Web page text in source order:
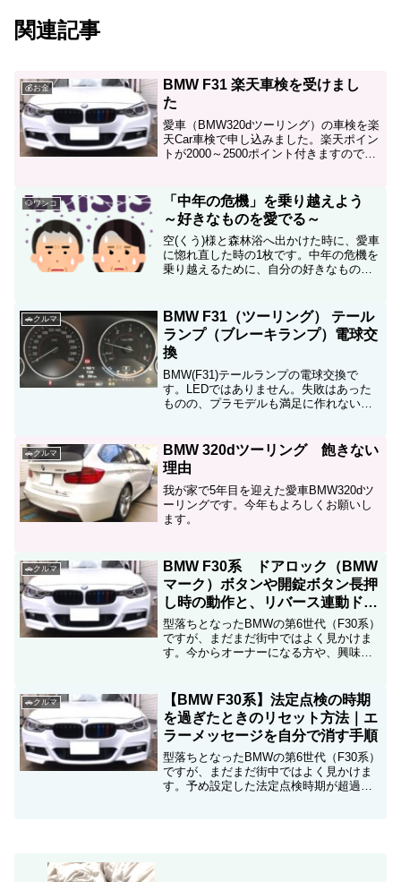
関連記事
💰お金
BMW F31 楽天車検を受けまし
た
愛車（BMW320dツーリング）の車検を楽
天Car車検で申し込みました。楽天ポイン
トが2000～2500ポイント付きますのでお
🐶ワンコ
「中年の危機」を乗り越えよう
～好きなものを愛でる～
空(くう)様と森林浴へ出かけた時に、愛車
に惚れ直した時の1枚です。中年の危機を
乗り越えるために、自分の好きなものを
🚗クルマ
BMW F31（ツーリング） テール
ランプ（ブレーキランプ）電球交
換
BMW(F31)テールランプの電球交換で
す。LEDではありません。失敗はあった
ものの、プラモデルも満足に作れないぶ
🚗クルマ
BMW 320dツーリング 飽きない
理由
我が家で5年目を迎えた愛車BMW320dツ
ーリングです。今年もよろしくお願いし
ます。
🚗クルマ
BMW F30系 ドアロック（BMW
マーク）ボタンや開錠ボタン長押
し時の動作と、リバース連動ドア
ミラー作動条件
型落ちとなったBMWの第6世代（F30系）
ですが、まだまだ街中ではよく見かけま
す。今からオーナーになる方や、興味を
件を紹介します。
🚗クルマ
【BMW F30系】法定点検の時期
を過ぎたときのリセット方法｜エ
ラーメッセージを自分で消す手順
型落ちとなったBMWの第6世代（F30系）
ですが、まだまだ街中ではよく見かけま
す。予め設定した法定点検時期が超過す